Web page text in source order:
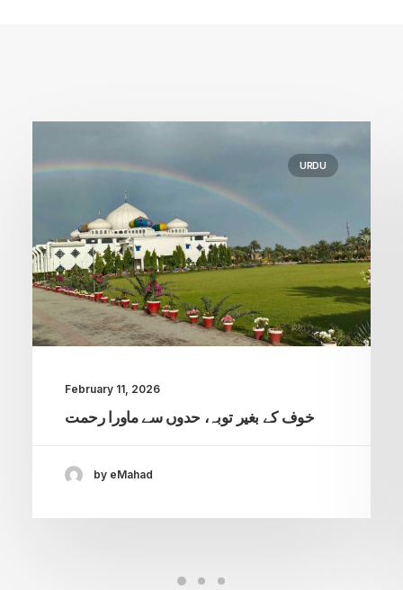
URDU
February 11, 2026
خوف کے بغیر توبہ، حدوں سے ماورا رحمت
by eMahad